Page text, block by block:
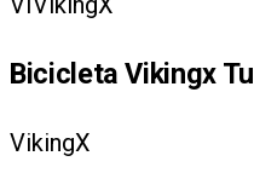
Bicicleta Vikingx
VikingX